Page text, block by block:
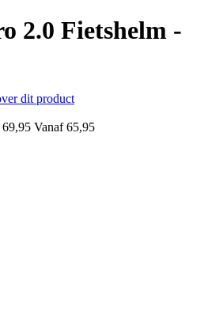
2.0 Fietshelm -
dit product
69,95 Vanaf 65,95